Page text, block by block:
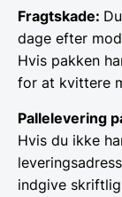
Fragtskade:
dage efter
Hvis pakken
for at kvittere
Pallelevering
Hvis du ikke
indgive